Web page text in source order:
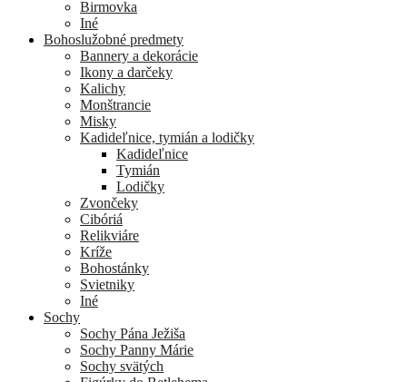
Birmovka
Iné
Bohoslužobné predmety
Bannery a dekorácie
Ikony a darčeky
Kalichy
Monštrancie
Misky
Kadideľnice, tymián a lodičky
Kadideľnice
Tymián
Lodičky
Zvončeky
Cibóriá
Relikviáre
Kríže
Bohostánky
Svietniky
Iné
Sochy
Sochy Pána Ježiša
Sochy Panny Márie
Sochy svätých